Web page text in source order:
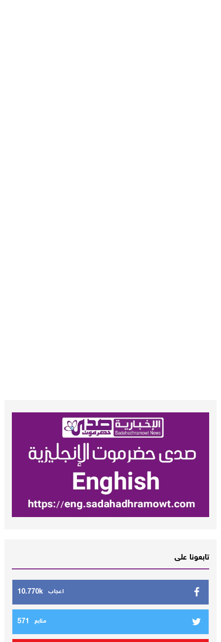
تابعونا على
10.770k اعجاب
571 متابع